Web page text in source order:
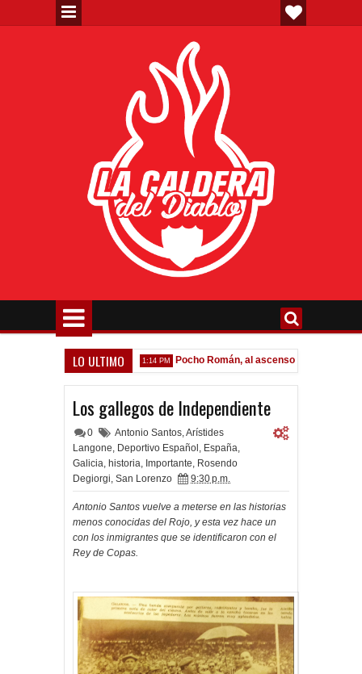
LO ULTIMO
por Lomónaco 1:14 PM Pocho Román, al ascenso holandés
Los gallegos de Independiente
0 Antonio Santos,Arístides
Langone, Deportivo Español , España,
Galicia, historia, Importante, Rosendo
Degiorgi, San Lorenzo 9:30 p.m.
Antonio Santos vuelve a meterse en las historias
menos conocidas del Rojo, y esta vez hace un
con los inmigrantes que se identificaron con el
Rey de Copas.